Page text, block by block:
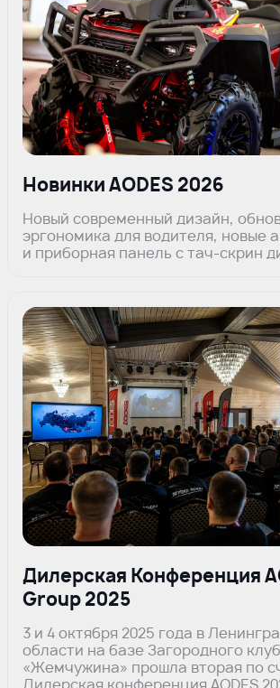
Новинки AODES 2026
Новый современный дизайн,
эргономика для водителя, новые
и приборная панель с тач-скрин
Дилерская Конференция
Group 2025
3 и 4 октября 2025 года в
области на базе Загородного
«Жемчужина» прошла вторая по